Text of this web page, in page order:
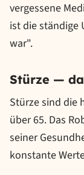
vergessene
ist die ständige
war".
Stürze —
Stürze sind die
über 65. Das
seiner
konstante